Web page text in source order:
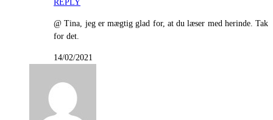
REPLY
@ Tina, jeg er mægtig glad for, at du læser med herinde. Tak
for det.
14/02/2021